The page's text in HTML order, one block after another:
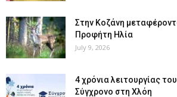
Στην Κοζάνη
Προφήτη Ηλία
July 9, 2026
4 χρόνια λειτουργίας
Σύγχρονο στη Χλόη